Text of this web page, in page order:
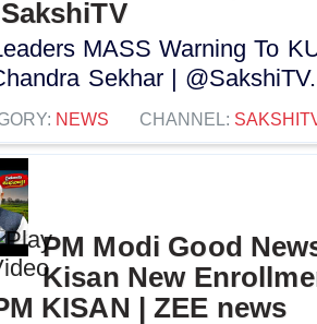
MASS Warning To
Sekhar |
NEWS CHANNEL:
PM Modi Good
Kisan New
KISAN | ZEE news